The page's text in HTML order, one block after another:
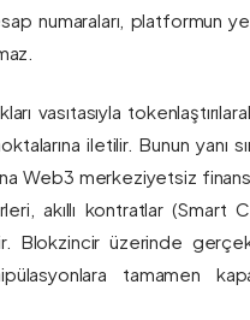
numaraları, platformun
vasıtasıyla
iletilir. Bunun yanı
Web3 merkeziyetsiz
akıllı kontratlar (Smart
Blokzincir üzerinde
tamamen